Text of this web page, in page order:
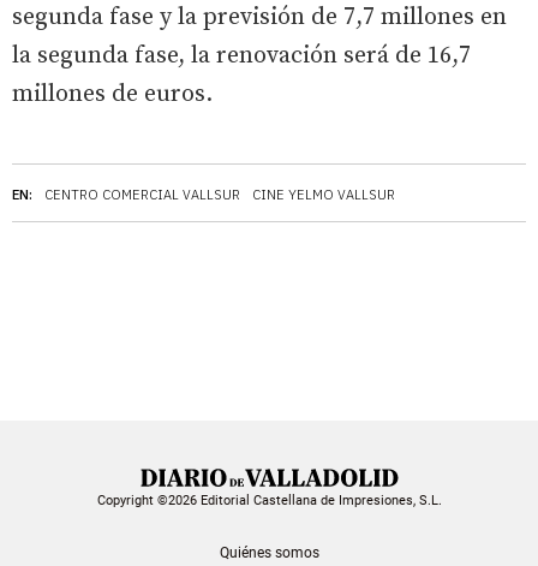
EN: CENTRO COMERCIAL VALLSUR CINE YELMO VALLSUR
segunda fase y la previsión de 7,7 millones en
la segunda fase, la renovación será de 16,7
millones de euros.
Copyright ©2026 Editorial Castellana de Impresiones, S.L.
Quiénes somos